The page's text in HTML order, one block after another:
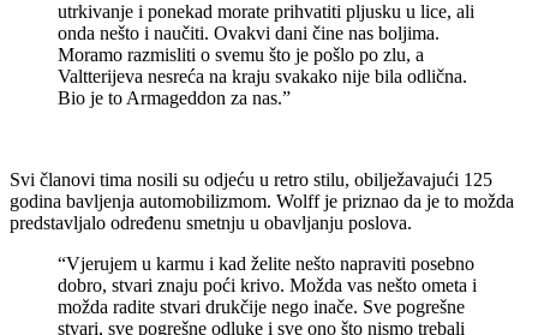
utrkivanje i ponekad morate prihvatiti pljusku u lice, ali
onda nešto i naučiti. Ovakvi dani čine nas boljima.
Moramo razmisliti o svemu što je pošlo po zlu, a
Valtterijeva nesreća na kraju svakako nije bila odlična.
Bio je to Armageddon za nas.”
Svi članovi tima nosili su odjeću u retro stilu, obilježavajući 125
godina bavljenja automobilizmom. Wolff je priznao da je to možda
predstavljalo određenu smetnju u obavljanju poslova.
“Vjerujem u karmu i kad želite nešto napraviti posebno
dobro, stvari znaju poći krivo. Možda vas nešto ometa i
možda radite stvari drukčije nego inače. Sve pogrešne
stvari, sve pogrešne odluke i sve ono što nismo trebali